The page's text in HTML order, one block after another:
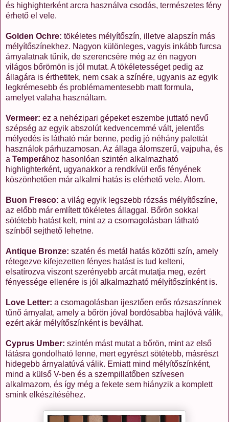
és highighterként arcra használva csodás, természetes fény
érhető el vele.
Golden Ochre: tökéletes mélyítőszín, illetve alapszín más
mélyítőszínekhez. Nagyon különleges, vagyis inkább furcsa
árnyalatnak tűnik, de szerencsére még az én nagyon
világos bőrömön is jól mutat. A tökéletességet pedig az
állagára is érthetitek, nem csak a színére, ugyanis az egyik
legkrémesebb és problémamentesebb matt formula,
amelyet valaha használtam.
Vermeer: ez a nehézipari gépeket eszembe juttató nevű
szépség az egyik abszolút kedvencemmé vált, jelentős
mélyedés is látható már benne, pedig jó néhány palettát
használok párhuzamosan. Az állaga álomszerű, vajpuha, és
a Temperához hasonlóan szintén alkalmazható
highlighterként, ugyanakkor a rendkívül erős fényének
köszönhetően már alkalmi hatás is elérhető vele. Álom.
Buon Fresco: a világ egyik legszebb rózsás mélyítőszíne,
az előbb már említett tökéletes állaggal. Bőrön sokkal
sötétebb hatást kelt, mint az a csomagolásban látható
színből sejthető lehetne.
Antique Bronze: szatén és metál hatás közötti szín, amely
rétegezve kifejezetten fényes hatást is tud kelteni,
elsatírozva viszont szerényebb arcát mutatja meg, ezért
fényessége ellenére is jól alkalmazható mélyítőszínként is.
Love Letter: a csomagolásban ijesztően erős rózsaszínnek
tűnő árnyalat, amely a bőrön jóval bordósabba hajlóvá válik,
ezért akár mélyítőszínként is beválhat.
Cyprus Umber: szintén mást mutat a bőrön, mint az első
látásra gondolható lenne, mert egyrészt sötétebb, másrészt
hidegebb árnyalatúvá válik. Emiatt mind mélyítőszínként,
mind a külső V-ben és a szempillatőben szívesen
alkalmazom, és így még a fekete sem hiányzik a komplett
smink elkészítéséhez.